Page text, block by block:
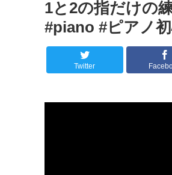
1と2の指だけの
#piano #ピアノ
Twitter